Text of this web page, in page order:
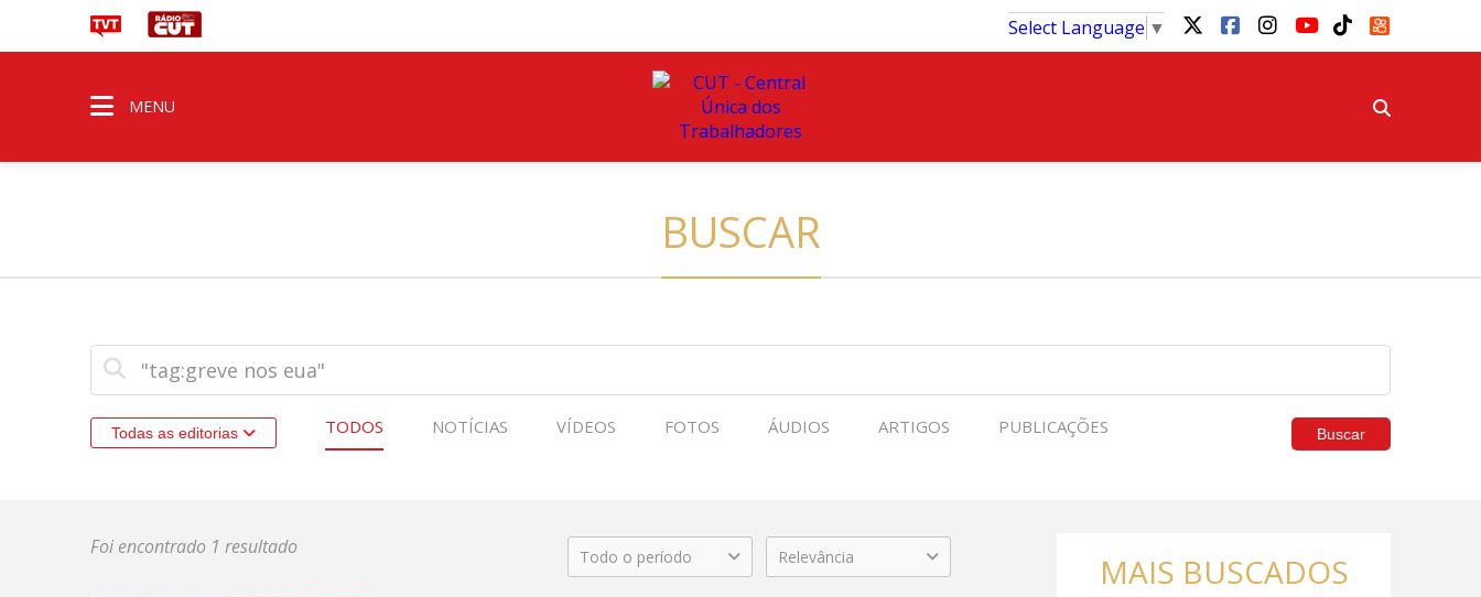
Select Language ▼
MENU
BUSCAR
Todas as editorias TODOS NOTÍCIAS VÍDEOS FOTOS ÁUDIOS ARTIGOS PUBLICAÇÕES Buscar
Foi encontrado 1 resultado Todo o período Relevância MAIS BUSCADOS